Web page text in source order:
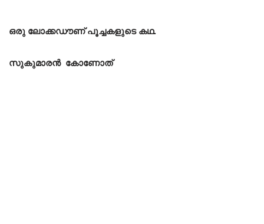
ഒരു ലോക്കഡൗണ് പൂച്ചകളുടെ കഥ.
സുകുമാരൻ കോണോത്